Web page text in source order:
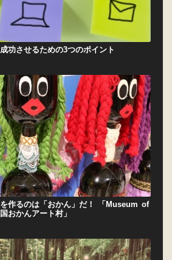
功させるための3つのポイント
作るのは「おかん」だ！ 「Museum of
おかんアート村」